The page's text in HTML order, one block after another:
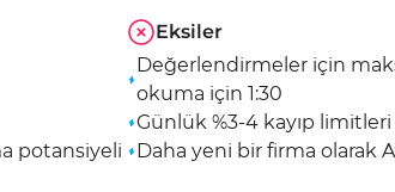
potansiyeli
Eksiler
Değerlendirmeler için
okuma için 1:30
Günlük %3-4 kayıp
Daha yeni bir firma olarak